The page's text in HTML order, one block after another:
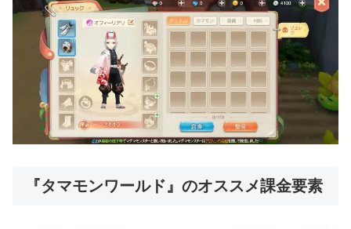
『タマモンワールド』のオススメ課金要素